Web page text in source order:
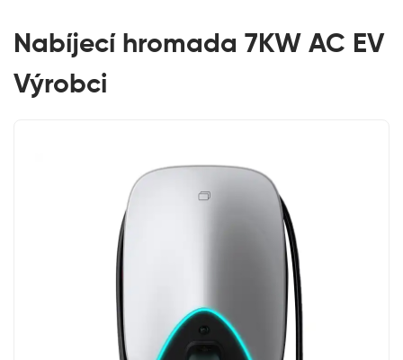
Nabíjecí hromada 7KW AC EV
Výrobci